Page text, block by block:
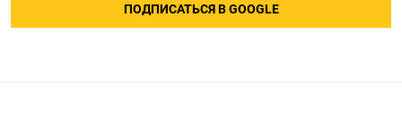
ПОДПИСАТЬСЯ В GOOGLE